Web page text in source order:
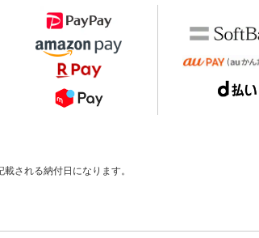
される納付日になります。